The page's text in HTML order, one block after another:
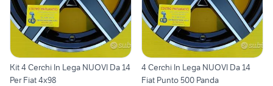
Kit 4 Cerchi In Lega NUOVI Da 14
Per Fiat 4x98
4 Cerchi In Lega NUOVI Da 14
Fiat Punto 500 Panda